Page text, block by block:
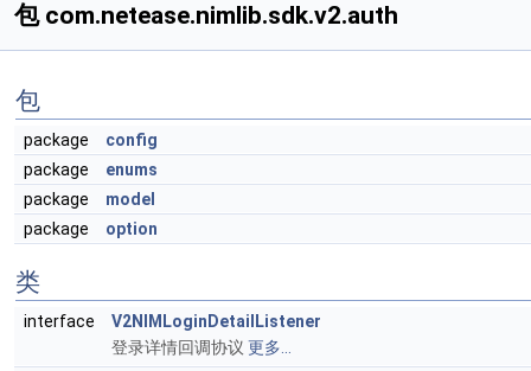
包 com.netease.nimlib.sdk.v2.auth
包
package
config
package
enums
package
model
package
option
类
interface
V2NIMLoginDetailListener
登录详情回调协议 更多...